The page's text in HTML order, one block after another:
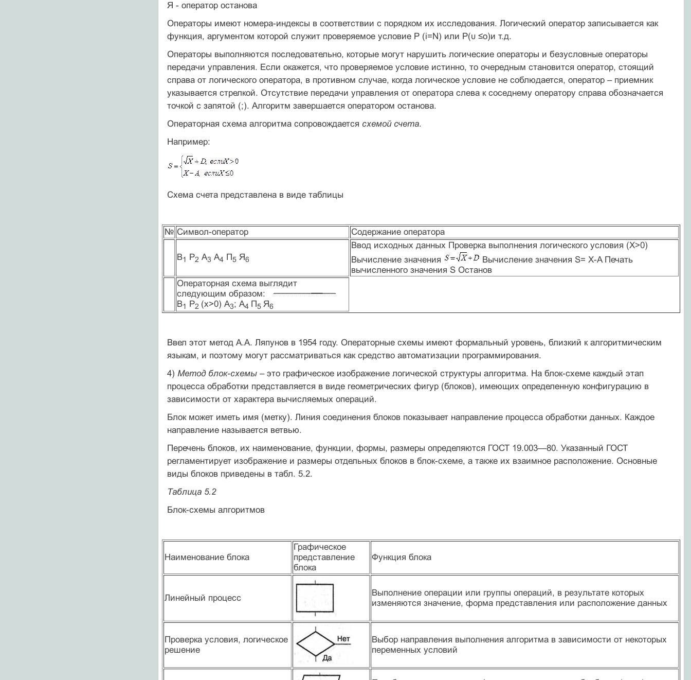
Я - оператор останова
Операторы имеют номера-индексы в соответствии с порядком их исследования. Логический оператор записывается как
функция, аргументом которой служит проверяемое условие P (i=N) или P(υ ≤o)и т.д.
Операторы выполняются последовательно, которые могут нарушить логические операторы и безусловные операторы
передачи управления. Если окажется, что проверяемое условие истинно, то очередным становится оператор, стоящий
справа от логического оператора, в противном случае, когда логическое условие не соблюдается, оператор – приемник
указывается стрелкой. Отсутствие передачи управления от оператора слева к соседнему оператору справа обозначается
точкой с запятой (;). Алгоритм завершается оператором останова.
Операторная схема алгоритма сопровождается схемой счета.
Например:
Схема счета представлена в виде таблицы
№ Символ-оператор Содержание оператора
В1 Р2 А3 А4 П5 Я6
Ввод исходных данных Проверка выполнения логического условия (X>0)
Вычисление значения
Вычисление значения S= X-A Печать
вычисленного значения S Останов
Операторная схема выглядит
следующим образом:
B1 P2 (х>0) А3; А4 П5 Я6
Ввел этот метод А.А. Ляпунов в 1954 году. Операторные схемы имеют формальный уровень, близкий к алгоритмическим
языкам, и поэтому могут рассматриваться как средство автоматизации программирования.
4) Метод блок-схемы– это графическое изображение логической структуры алгоритма. На блок-схеме каждый этап
процесса обработки представляется в виде геометрических фигур (блоков), имеющих определенную конфигурацию в
зависимости от характера вычисляемых операций.
Блок может иметь имя (метку). Линия соединения блоков пока­зывает направление процесса обработки данных. Каждое
направле­ние называется ветвью.
Перечень блоков, их наименование, функции, формы, разме­ры определяются ГОСТ 19.003—80. Указанный ГОСТ
регламенти­рует изображение и размеры отдельных блоков в блок-схеме, а так­же их взаимное расположение. Основные
виды блоков приведены в табл. 5.2.
Таблица 5.2
Блок-схемы алгоритмов
Наименование блока
Графическое
представление
блока
Функция блока
Линейный процесс
Выполнение операции или группы операций, в результате которых
изменяются значение, форма представления или рас­положение данных
Проверка условия, логическое
решение
Выбор направления выполне­ния алгоритма в зависимости от некоторых
переменных ус­ловий